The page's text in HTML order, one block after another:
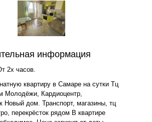
информация
2х часов.
квартиру в Самаре на сутки Тц
Молодёжи, Кардиоцентр,
Новый дом. Транспорт, магазины, тц
перекрёсток рядом В квартире